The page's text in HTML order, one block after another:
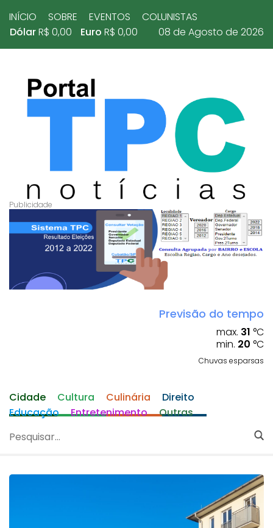
INÍCIO SOBRE EVENTOS
COLUNISTAS
DólarR$ 0,00 Euro R$ 0,00 08 de Agosto de 2026
Previsão do tempo
max. 31 °C
min. 20 °C
Chuvas esparsas
Cidade Cultura Culinária
Direito
Educação
Entretenimento Outras